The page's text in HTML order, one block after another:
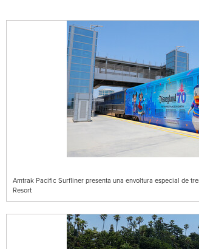
Amtrak Pacific Surfliner presenta una envoltura especial de
Resort